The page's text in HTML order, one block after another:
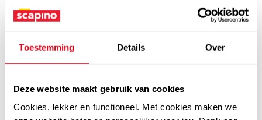
Toestemming Details Over
Deze website maakt gebruik van cookies
Cookies, lekker en functioneel. Met cookies maken we